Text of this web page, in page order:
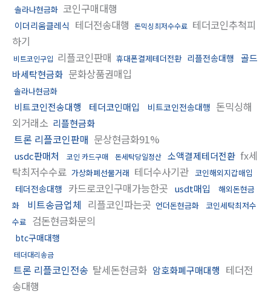
솔라나현금화 코인구매대행
이더리움클레식 테더전송대행 돈믹싱최저수수료 테더코인추척피
하기
비트코인구입 리플코인판매 휴대폰결제테더전환 리플전송대행 골드
바세탁현금화 문화상품권매입
솔라나현금화
비트코인전송대행 테더코인매입 비트코인전송대행 돈믹싱해
외거래소 리플현금화
트론 리플코인판매 문상현금화91%
usdc판매처 코인 카드구매 돈세탁당일정산 소액결제테더전환 fx세
탁최저수수료 가상화폐선물거래 테더수사기관 코인해외지갑매입
테더전송대행 카드로코인구매가능한곳 usdt매입
해외돈현금
화
비트송금업체 리플코인파는곳 언더돈현금화 코인세탁최저수
수료 검돈현금화문의
btc구매대행
테더대리송금
트론 리플코인전송 탈세돈현금화 암호화폐구매대행 테더전
송대행